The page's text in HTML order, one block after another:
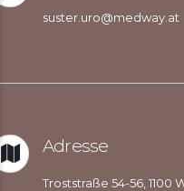
suster.uro@medway.at
Adresse
Troststraße 54-56, 1100